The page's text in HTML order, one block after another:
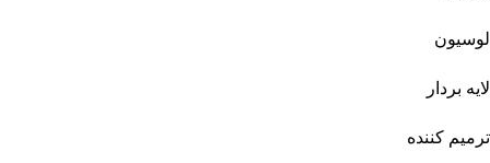
لوسیون
لایه بردار
ترمیم کننده